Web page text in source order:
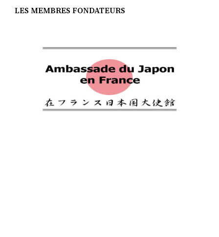
LES MEMBRES FONDATEURS